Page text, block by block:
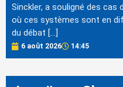
Sinckler, a souligné des cas
où ces systèmes sont en
du débat […]
6 août 2026 14:45